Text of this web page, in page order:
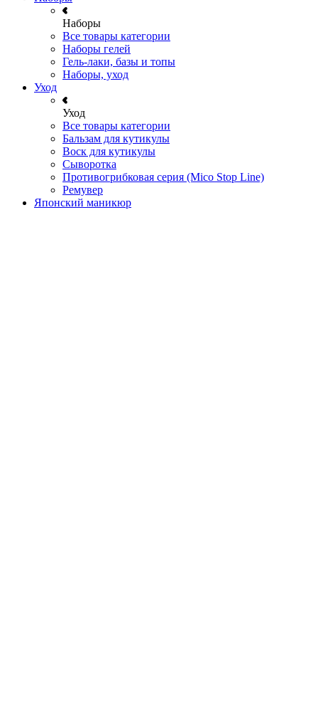
Наборы
Все товары категории
Наборы гелей
Гель-лаки, базы и топы
Наборы, уход
Уход
Уход
Все товары категории
Бальзам для кутикулы
Воск для кутикулы
Сыворотка
Противогрибковая серия (Mico Stop Line)
Ремувер
Японский маникюр